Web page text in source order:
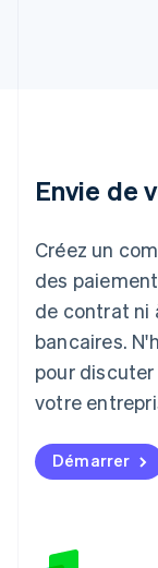
Envie de
Créez un
des
de contrat ni
bancaires.
pour
votre
Démarrer
Japon
Lettonie
English
Deutsch
Lituanie
Luxembourg
Français
English简体中文
Malte
Norvège